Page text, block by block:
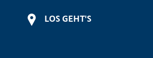
LOS GEHT'S